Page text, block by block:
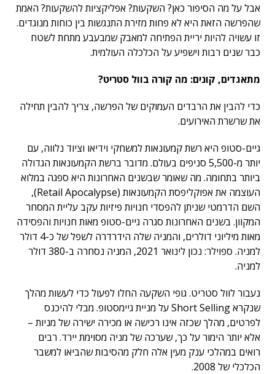
אבל על מה הסיפור כאן? השקעות? אפליקציות להשקעות? האמת
שהפרשה הזאת היא לא פחות מזירת התנגשות בין כוחות מנוגדים.
זו עשויה להיות יריית הפתיחה למאבק שמבעבע מתחת לשטח
כבר שנים רבות וישפיע על הכלכלה העולמית.
מתאגדים, קונים: מה קורה בוול סטריט?
כדי להבין את הרבדים העמוקים של הפרשה, צריך להבין תחילה
את שרשרת האירועים.
גיים-סטופ היא רשת קמעונאות למשחקי וידיאו וציוד נלווה, עם
יותר מ-5,500 סניפים בעולם. מדובר ברשת הקמעונאות הגדולה
ביותר בתחומה. מה שאומר שבשנים האחרונות היא ספגה במלוא
העוצמה את אפוקליפסת הקמעונאות (Retail Apocalypse),
השם הדרמטי שניתן להפסדי חנויות פיזיות עקב עליית המסחר
המקוון. בשנים האחרונות סגרה גיים-סטופ מאות חנויות והפסידה
מאות מיליוני דולרים, והמניה שלה הידרדרה לשפל של כ-4 דולר
למניה. ספוילר: נכון לינואר 2021, המניה נסחרה ב-380 דולר
למניה.
נעבור לוול סטריט. גופי השקעה החלו לפעול כדי לעשות מהלך
שנקרא Short Selling על מניית גיימסטופ. מבלי להיכנס
לפרטים, מהלך שכזה אינו רכישה או מכירה ישירה של מניות –
אלא יותר הימור על כך, שערכה של מניה מסוימת יירד. רבים
רואים במהלכי ענק מעין אלה חלק מהסיבות שהביאו למשבר
הכלכלי של 2008.